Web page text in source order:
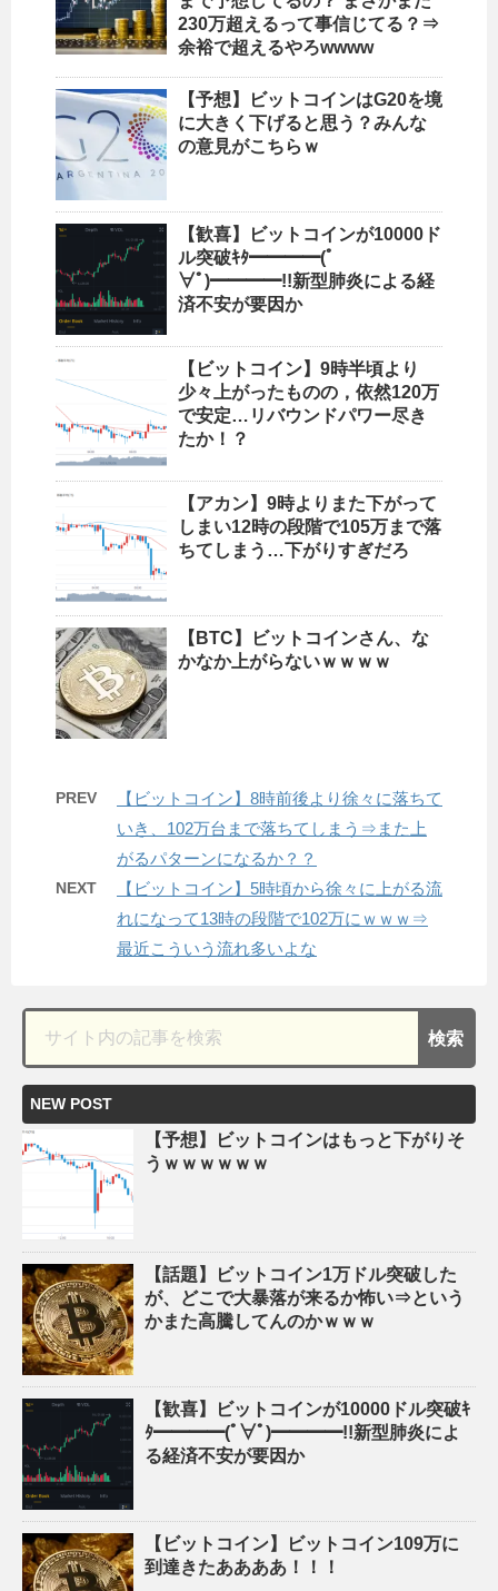
230万超えるって事信じてる？⇒
余裕で超えるやろwwww
【予想】ビットコインはG20を境
に大きく下げると思う？みんな
の意見がこちらｗ
【歓喜】ビットコインが10000ド
ル突破ｷﾀ━━━━(ﾟ
∀ﾟ)━━━━!!新型肺炎による経
済不安が要因か
【ビットコイン】9時半頃より
少々上がったものの，依然120万
で安定…リバウンドパワー尽き
たか！？
【アカン】9時よりまた下がって
しまい12時の段階で105万まで落
ちてしまう…下がりすぎだろ
【BTC】ビットコインさん、な
かなか上がらないｗｗｗｗ
PREV
【ビットコイン】8時前後より徐々に落ちて
いき、102万台まで落ちてしまう⇒また上
がるパターンになるか？？
NEXT
【ビットコイン】5時頃から徐々に上がる流
れになって13時の段階で102万にｗｗｗ⇒
最近こういう流れ多いよな
NEW POST
【予想】ビットコインはもっと下がりそ
うｗｗｗｗｗｗ
【話題】ビットコイン1万ドル突破した
が、どこで大暴落が来るか怖い⇒という
かまた高騰してんのかｗｗｗ
【歓喜】ビットコインが10000ドル突破ｷ
ﾀ━━━━(ﾟ∀ﾟ)━━━━!!新型肺炎によ
る経済不安が要因か
【ビットコイン】ビットコイン109万に
到達きたああああ！！！